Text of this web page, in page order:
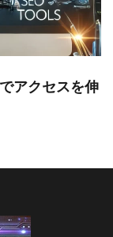
アクセスを伸